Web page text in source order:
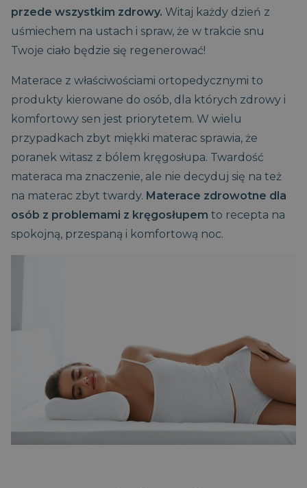
przede wszystkim zdrowy. Witaj każdy dzień z
uśmiechem na ustach i spraw, że w trakcie snu
Twoje ciało będzie się regenerować!
Materace z właściwościami ortopedycznymi to
produkty kierowane do osób, dla których zdrowy i
komfortowy sen jest priorytetem. W wielu
przypadkach zbyt miękki materac sprawia, że
poranek witasz z bólem kręgosłupa. Twardość
materaca ma znaczenie, ale nie decyduj się na też
na materac zbyt twardy. Materace zdrowotne dla
osób z problemami z kręgosłupem to recepta na
spokojną, przespaną i komfortową noc.